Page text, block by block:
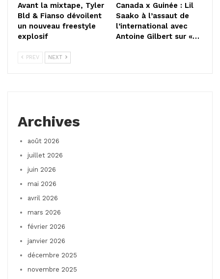
Avant la mixtape, Tyler
Bld & Fianso dévoilent
un nouveau freestyle
explosif
Canada x Guinée : Lil
Saako à l’assaut de
l’international avec
Antoine Gilbert sur «…
PREV NEXT
Archives
août 2026
juillet 2026
juin 2026
mai 2026
avril 2026
mars 2026
février 2026
janvier 2026
décembre 2025
novembre 2025